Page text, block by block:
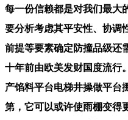
每一份信赖都是对我们最大
要分析考虑其平安性、协调
前提等要素确定防撞品级还
十年前由欧美发财国度流行
产馅料平台电梯井操做平台
第，它可以或许使雨棚变得